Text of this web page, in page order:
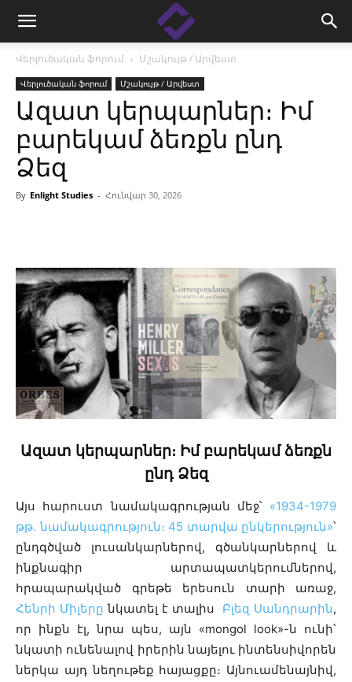
Վերլուծական ֆորում Մշակույթ / Արվեստ
Վերլուծական ֆորում Մշակույթ / Արվեստ
Ազատ կերպարներ։ Իմ
բարեկամ ձեռքն ընդ
Ձեզ
By Enlight Studies - Հունվար 30, 2026
Ազատ կերպարներ։ Իմ բարեկամ ձեռքն
ընդ Ձեզ
Այս հարուստ նամակագրության մեջ՝ «1934-1979
թթ․ նամակագրություն։ 45 տարվա ընկերություն»՝
ընդգծված լուսանկարներով, գծանկարներով և
ինքնագիր արտապատկերումներով,
հրապարակված գրեթե երեսուն տարի առաջ,
Հենրի Միլերը նկատել է տալիս Բլեզ Սանդրարին,
որ ինքն էլ, նրա պես, այն «mongol look»-ն ունի՝
նկատի ունենալով իրերին նայելու ինտենսիվորեն
ներկա այդ նեղութեք հայացքը։ Այնուամենայնիվ,